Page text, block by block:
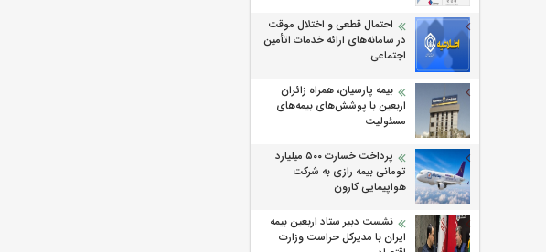
احتمال قطعی و اختلال موقت
در سامانه‌های ارائه خدمات اتأمین
اجتماعی
بیمه پارسیان، همراه زائران
اربعین با پوشش‌های بیمه‌های
مسئولیت
پرداخت خسارت ۵۰۰ میلیارد
تومانی بیمه رازی به شرکت
هواپیمایی کارون
نشست دبیر ستاد اربعین بیمه
ایران با مدیرکل حراست وزارت